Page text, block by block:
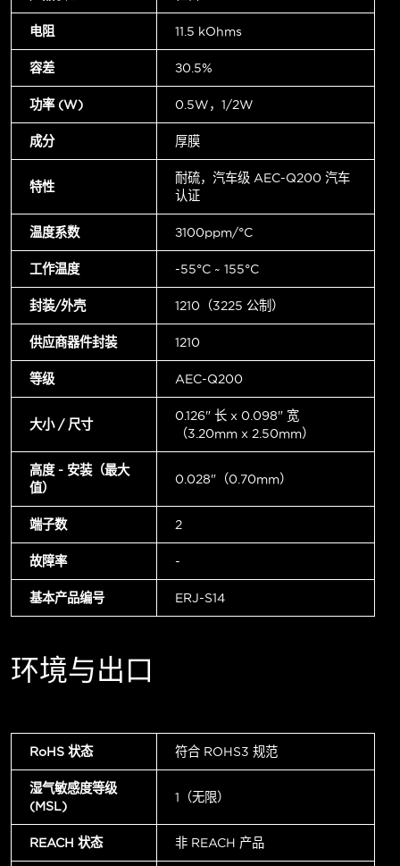
电阻 11.5 kOhms
容差 ±0.5%
功率 (W) 0.5W，1/2W
成分 厚膜
特性
耐硫，汽车级 AEC-Q200 汽车
认证
温度系数 ±100ppm/°C
工作温度 -55°C ~ 155°C
封装/外壳 1210（3225 公制）
供应商器件封装 1210
等级 AEC-Q200
大小 / 尺寸
0.126" 长 x 0.098" 宽
（3.20mm x 2.50mm）
高度 - 安装（最大
值）
0.028"（0.70mm）
端子数 2
故障率 -
基本产品编号 ERJ-S14
环境与出口
RoHS 状态 符合 ROHS3 规范
湿气敏感度等级
(MSL)
1（无限）
REACH 状态 非 REACH 产品